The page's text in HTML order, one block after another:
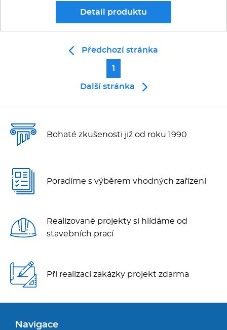
Detail produktu
Předchozí stránka
1
Další stránka
Bohaté zkušenosti již od roku 1990
Poradíme s výběrem vhodných zařízení
Realizované projekty si hlídáme od
stavebních prací
Při realizaci zakázky projekt zdarma
Navigace